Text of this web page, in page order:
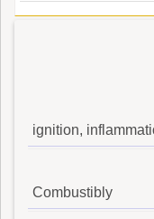
ignition,
Combustibly